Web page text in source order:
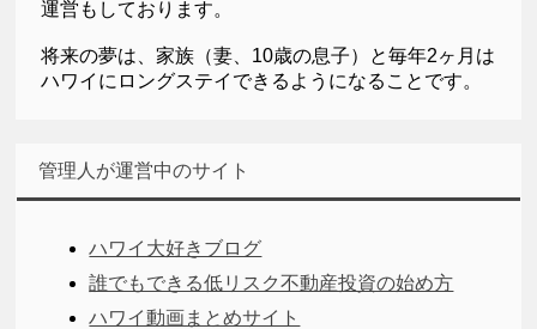
運営もしております。
将来の夢は、家族（妻、10歳の息子）と毎年2ヶ月は
ハワイにロングステイできるようになることです。
管理人が運営中のサイト
ハワイ大好きブログ
誰でもできる低リスク不動産投資の始め方
ハワイ動画まとめサイト